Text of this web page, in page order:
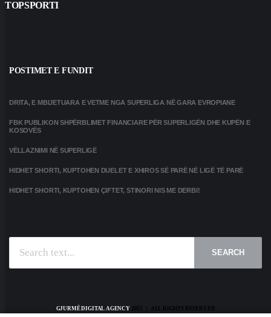
TOPSPORTI
POSTIMET E FUNDIT
DRITA, E MBIJETUARA E VETME NGA SUPERLIGA NË GARA EVROPIANE
FBK PUBLIKON SHPËRBLIMET FINANCIARE PËR SUPERLIGËN DHE KUPËN E
KOSOVËS
VËLLAZNIMI NË SUPERLIGË
HIDHET SHORTI, KUPTOHEN DUELET E XHIROS SË PARË NË LIGË TË PARË
HIDHET SHORTI, KUPTOHEN ÇIFTET, STINORI NIS ME DERBI!
SEARCH
GJURMË DIGITAL AGENCY2025 | ALL RIGHTS RESERVED